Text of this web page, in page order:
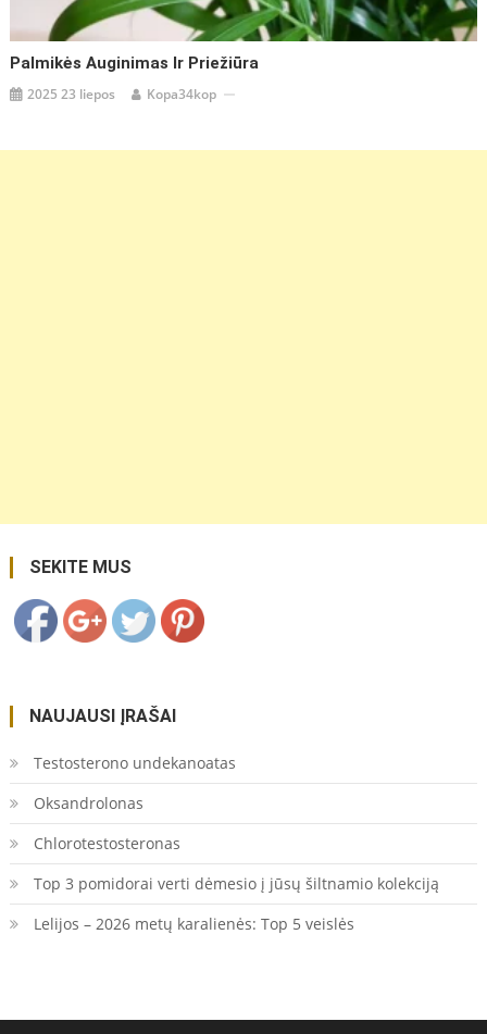
Palmikės Auginimas Ir Priežiūra
2025 23 liepos Kopa34kop
SEKITE MUS
genejimas/">
NAUJAUSI ĮRAŠAI
Testosterono undekanoatas
Oksandrolonas
Chlorotestosteronas
Top 3 pomidorai verti dėmesio į jūsų šiltnamio kolekciją
Lelijos – 2026 metų karalienės: Top 5 veislės